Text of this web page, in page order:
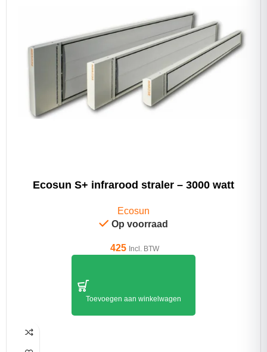
Ecosun S+ infrarood straler – 3000 watt
Ecosun
Op voorraad
425 Incl. BTW
Toevoegen aan winkelwagen